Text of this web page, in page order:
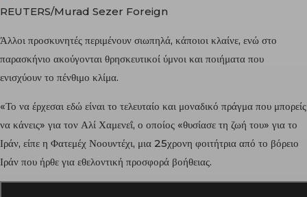
REUTERS/Murad Sezer Foreign
Άλλοι προσκυνητές περιμένουν σιωπηλά, κάποιοι κλαίνε, ενώ στο
παρασκήνιο ακούγονται θρησκευτικοί ύμνοι και ποιήματα που
ενισχύουν το πένθιμο κλίμα.
«Το να έρχεσαι εδώ είναι το τελευταίο και μοναδικό πράγμα που μπορείς
να κάνεις» για τον Αλί Χαμενεΐ, ο οποίος «θυσίασε τη ζωή του» για το
Ιράν, είπε η Φατεμέχ Νοουντέχι, μια 25χρονη φοιτήτρια από το βόρειο
Ιράν που ήρθε για εθελοντική προσφορά βοήθειας.